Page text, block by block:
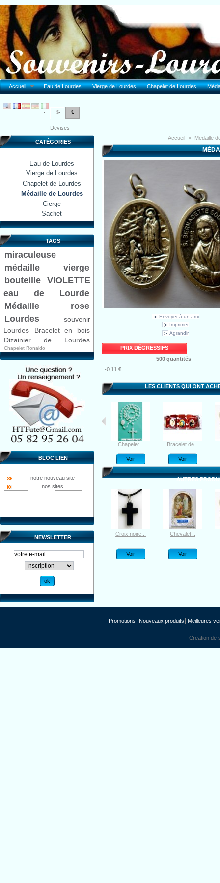
Accueil Eau de Lourdes Vierge de Lourdes Chapelet de Lourdes
$ €
Devises
CATÉGORIES
Eau de Lourdes
Vierge de Lourdes
Chapelet de Lourdes
Médaille de Lourdes
Cierge
Sachet
TAGS
miraculeuse
médaille
vierge
bouteille VIOLETTE
eau de Lourde
Médaille rose
Lourdes
souvenir
Lourdes
Bracelet en bois
Dizainier de Lourdes
Chapelet Ronaldo
BLOC LIEN
notre nouveau site
nos sites
NEWSLETTER
Accueil > Médaille
Envoyer à un ami
Imprimer
Agrandir
PRIX DÉGRESSIFS
500 quantités
-0,11 €
LES CLIENTS QUI ONT
Médaille...
Voir
Médaille...
Voir
Chapelet...
Voir
Bracelet de...
Voir
AUTRES
Croix noire...
Voir
Chevalet...
Voir
Promotions Nouveaux produits Meilleures
Creation de